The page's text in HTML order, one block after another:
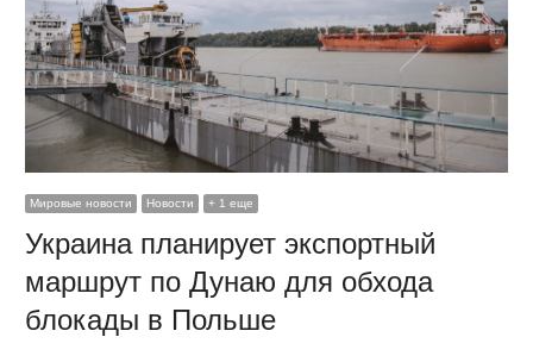
Мировые новости Новости + 1 еще
Украина планирует экспортный
маршрут по Дунаю для обхода
блокады в Польше